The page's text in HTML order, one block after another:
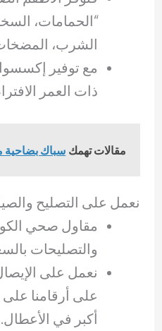
“الحمامات،
الشرب،
مع توفير
ذات العمر
مقالات تهمك سباك بضاحية
نعمل على التصليح
مقاول صحي
والتصليحات
نعمل على
على أرقامنا على
أكبر في الأعطال.